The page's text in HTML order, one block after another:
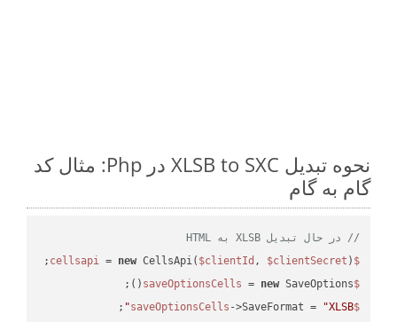
نحوه تبدیل XLSB to SXC در Php: مثال کد
گام به گام
// در حال تبدیل XLSB به HTML
$cellsapi
= new CellsApi( $clientId , $clientSecret );
$saveOptionsCells
= new SaveOptions();
$saveOptionsCells
->SaveFormat = "XLSB"
;